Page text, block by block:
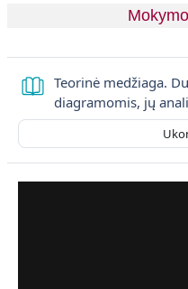
Teorinė medžiaga.
diagramomis, jų